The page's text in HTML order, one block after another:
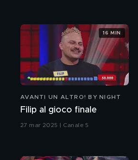
AVANTI UN ALTRO! BY NIGHT
Filip al gioco finale
27 mar 2025 | Canale 5
16 MIN